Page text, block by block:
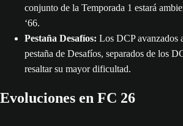
conjunto de la Temporada 1 estará
‘66.
Pestaña Desafíos: Los DCP avanzados
pestaña de Desafíos, separados de los
resaltar su mayor dificultad.
Evoluciones en FC 26